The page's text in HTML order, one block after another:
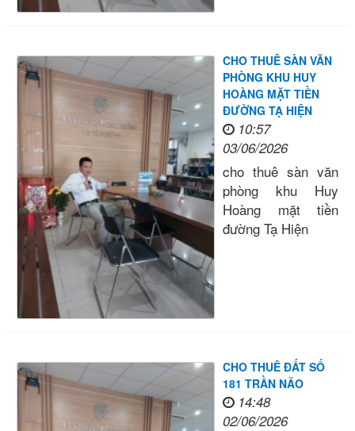
CHO THUÊ SÀN VĂN
PHÒNG KHU HUY
HOÀNG MẶT TIỀN
ĐƯỜNG TẠ HIỆN
10:57
03/06/2026
cho thuê sàn văn
phòng khu Huy
Hoàng mặt tiền
đường Tạ Hiện
CHO THUÊ ĐẤT SỐ
181 TRẦN NÃO
14:48
02/06/2026